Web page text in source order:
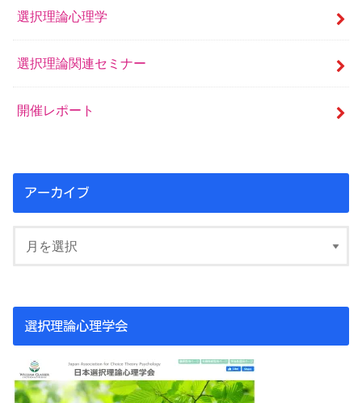
選択理論心理学
選択理論関連セミナー
開催レポート
アーカイブ
選択理論心理学会